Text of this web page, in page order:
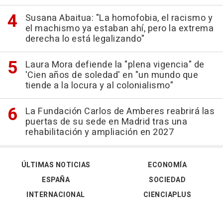
Susana Abaitua: "La homofobia, el racismo y
el machismo ya estaban ahí, pero la extrema
derecha lo está legalizando"
Laura Mora defiende la "plena vigencia" de
'Cien años de soledad' en "un mundo que
tiende a la locura y al colonialismo"
La Fundación Carlos de Amberes reabrirá las
puertas de su sede en Madrid tras una
rehabilitación y ampliación en 2027
ÚLTIMAS NOTICIAS
ESPAÑA
INTERNACIONAL
ECONOMÍA
SOCIEDAD
CIENCIAPLUS